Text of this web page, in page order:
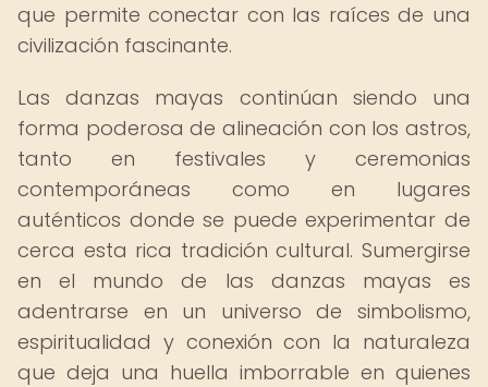
que permite conectar con las raíces de una
civilización fascinante.
Las danzas mayas continúan siendo una
forma poderosa de alineación con los astros,
tanto en festivales y ceremonias
contemporáneas como en lugares
auténticos donde se puede experimentar de
cerca esta rica tradición cultural. Sumergirse
en el mundo de las danzas mayas es
adentrarse en un universo de simbolismo,
espiritualidad y conexión con la naturaleza
que deja una huella imborrable en quienes